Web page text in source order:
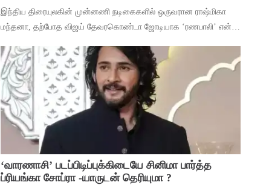
இந்திய திரையுலகின் முன்னணி நடிகைகளில் ஒருவரான ராஷ்மிகா
மந்தனா, தற்போத விஜய் தேவரகொண்டா ஜோடியாக ‘ரணபாலி’ என்ற
முக்கியத்துவம் கொண்ட ‘மைசா’ என்ற படத
‘வாரணாசி’ படப்பிடிப்புக்கிடையே சினிமா பார்த்த
ப்ரியங்கா சோப்ரா -யாருடன் தெரியுமா ?